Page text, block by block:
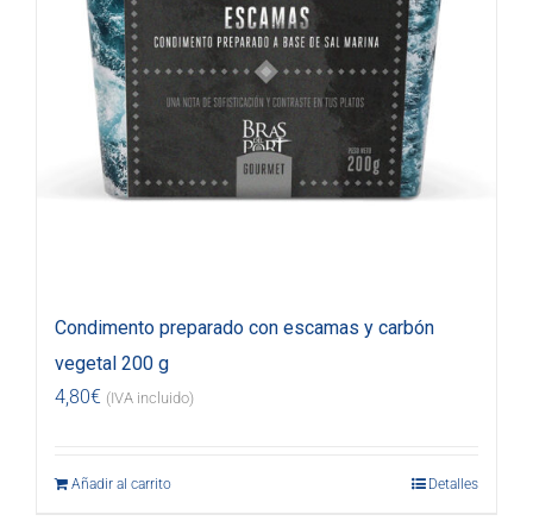
Condimento preparado con escamas y carbón
vegetal 200 g
4,80€ (IVA incluido)
Añadir al carrito Detalles